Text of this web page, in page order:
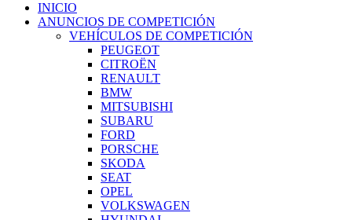
INICIO
ANUNCIOS DE COMPETICIÓN
VEHÍCULOS DE COMPETICIÓN
PEUGEOT
CITROËN
RENAULT
BMW
MITSUBISHI
SUBARU
FORD
PORSCHE
SKODA
SEAT
OPEL
VOLKSWAGEN